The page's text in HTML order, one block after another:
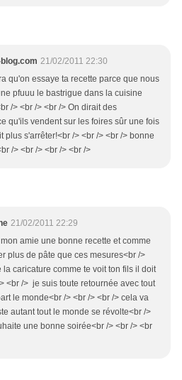
21/02/2011 22:30
qu'on essaye ta recette parce que nous
pfuuu le bastrigue dans la cuisine
/> <br /> <br /> On dirait des
qu'ils vendent sur les foires sûr une fois
plus s'arrêter!<br /> <br /> <br /> bonne
/> <br /> <br /> <br />
21/02/2011 22:29
amie une bonne recette et comme
plus de pâte que ces mesures<br />
la caricature comme te voit ton fils il doit
<br /> je suis toute retournée avec tout
le monde<br /> <br /> <br /> cela va
autant tout le monde se révolte<br />
une bonne soirée<br /> <br /> <br